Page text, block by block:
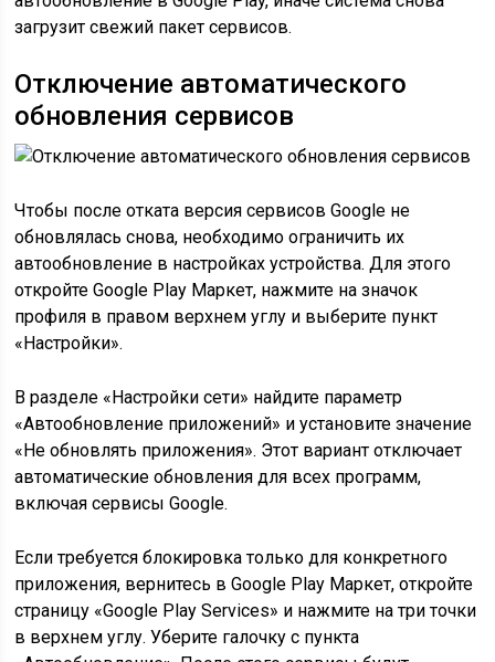
загрузит свежий пакет сервисов.
Отключение автоматического
обновления сервисов
Чтобы после отката версия сервисов Google не
обновлялась снова, необходимо ограничить их
автообновление в настройках устройства. Для этого
откройте Google Play Маркет, нажмите на значок
профиля в правом верхнем углу и выберите пункт
«Настройки».
В разделе «Настройки сети» найдите параметр
«Автообновление приложений» и установите значение
«Не обновлять приложения». Этот вариант отключает
автоматические обновления для всех программ,
включая сервисы Google.
Если требуется блокировка только для конкретного
приложения, вернитесь в Google Play Маркет, откройте
страницу «Google Play Services» и нажмите на три точки
в верхнем углу. Уберите галочку с пункта